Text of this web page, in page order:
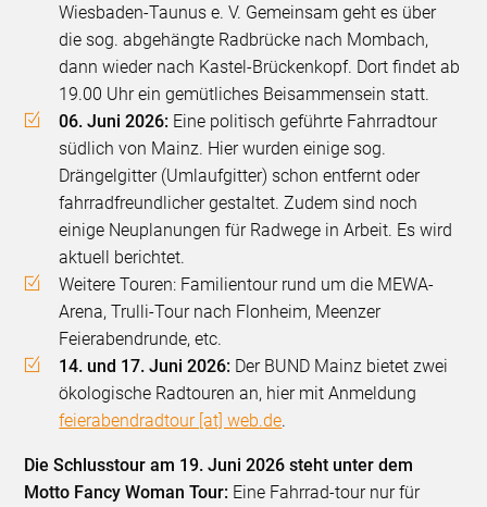
Wiesbaden-Taunus e. V. Gemeinsam geht es über
die sog. abgehängte Radbrücke nach Mombach,
dann wieder nach Kastel-Brückenkopf. Dort findet ab
19.00 Uhr ein gemütliches Beisammensein statt.
06. Juni 2026: Eine politisch geführte Fahrradtour
südlich von Mainz. Hier wurden einige sog.
Drängelgitter (Umlaufgitter) schon entfernt oder
fahrradfreundlicher gestaltet. Zudem sind noch
einige Neuplanungen für Radwege in Arbeit. Es wird
aktuell berichtet.
Weitere Touren: Familientour rund um die MEWA-
Arena, Trulli-Tour nach Flonheim, Meenzer
Feierabendrunde, etc.
14. und 17. Juni 2026: Der BUND Mainz bietet zwei
ökologische Radtouren an, hier mit Anmeldung
feierabendradtour [at] web.de.
Die Schlusstour am 19. Juni 2026 steht unter dem
Motto Fancy Woman Tour: Eine Fahrrad-tour nur für